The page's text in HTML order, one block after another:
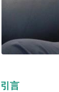
引言